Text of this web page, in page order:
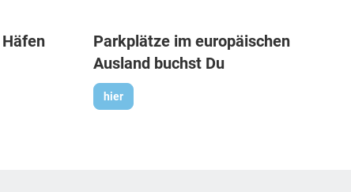
Parkplätze im europäischen
Ausland buchst Du
hier